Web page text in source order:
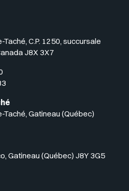
C.P. 1250, succursale
J8X 3X7
Gatineau (Québec)
Gatineau (Québec) J8Y 3G5